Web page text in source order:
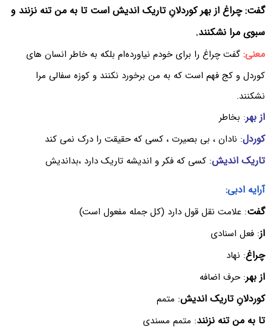
گفت: چراغ از بهر کوردلانِ تاریک اندیش است تا به من تنه نزنند و
سبوی مرا نشکنند.
معنی: گفت چراغ را برای خودم نیاورده‌ام بلکه به خاطر انسان های
کوردل و کج فهم است که به من برخورد نکنند و کوزه سفالی مرا
نشکنند.
از بهر: بخاطر
کوردل: نادان ، بی بصیرت ، کسی که حقیقت را درک نمی کند
تاریک اندیش: کسی که فکر و اندیشه تاریک دارد ،بداندیش
آرایه ادبی:
گفت: علامت نقل قول دارد (کل جمله مفعول است)
از: فعل اسنادی
چراغ: نهاد
از بهر: حرف اضافه
کوردلانِ تاریک اندیش: متمم
تا به من تنه نزنند: متمم مسندی